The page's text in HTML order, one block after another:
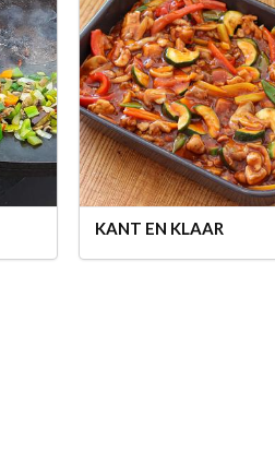
KANT EN KLAAR